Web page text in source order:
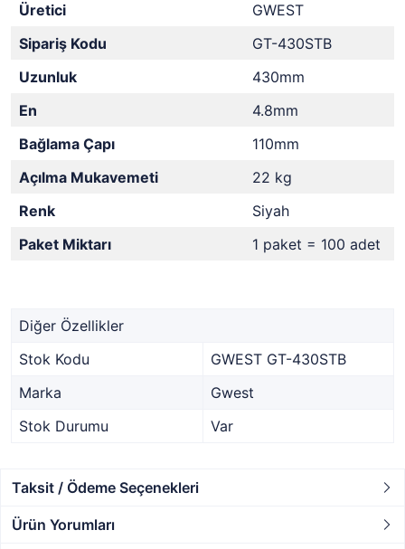
Üretici
GWEST
Sipariş Kodu
GT-430STB
Uzunluk
430mm
En
4.8mm
Bağlama Çapı
110mm
Açılma Mukavemeti
22 kg
Renk
Siyah
Paket Miktarı
1 paket = 100 adet
Diğer Özellikler
Stok Kodu
GWEST GT-430STB
Marka
Gwest
Stok Durumu
Var
Taksit / Ödeme Seçenekleri
Ürün Yorumları